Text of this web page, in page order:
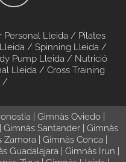
Personal Lleida / Pilates
/ Spinning Lleida/
Pump Lleida/ Nutrició
Lleida/ Cross Training
/
| Gimnàs Oviedo|
Gimnàs Santander
Gimnàs
Zamora Gimnàs Conca |
Guadalajara Gimnàs Irun